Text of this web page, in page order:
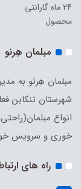
24 ماه گارانتی
محصول
مبلمان هِرنو
شهرستان تنکابن
انواع
خوری و سرویس
راه های